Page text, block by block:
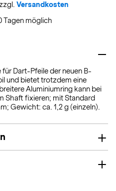
Versandkosten
Tagen möglich
Dart-Pfeile der neuen B-
und bietet trotzdem eine
Aluminiumring kann bei
Shaft fixieren; mit Standard
Gewicht: ca. 1,2 g (einzeln).